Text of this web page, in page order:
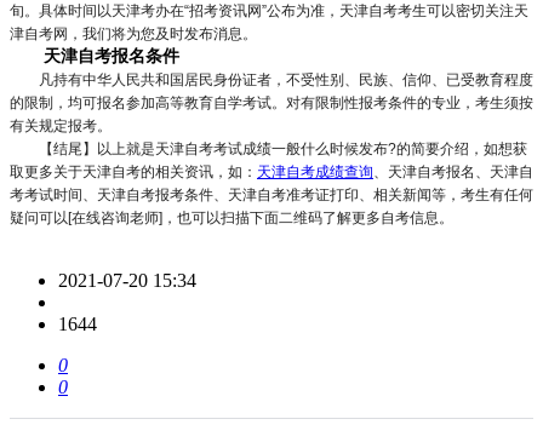
旬。具体时间以天津考办在“招考资讯网”公布为准，天津自考考生可以密切关注天
津自考网，我们将为您及时发布消息。
天津自考报名条件
凡持有中华人民共和国居民身份证者，不受性别、民族、信仰、已受教育程度
的限制，均可报名参加高等教育自学考试。对有限制性报考条件的专业，考生须按
有关规定报考。
【结尾】以上就是天津自考考试成绩一般什么时候发布?的简要介绍，如想获
取更多关于天津自考的相关资讯，如： 天津自考成绩查询 、天津自考报名、天津自
考考试时间、天津自考报考条件、天津自考准考证打印、相关新闻等，考生有任何
疑问可以[在线咨询老师]，也可以扫描下面二维码了解更多自考信息。
2021-07-20 15:34
1644
0
0